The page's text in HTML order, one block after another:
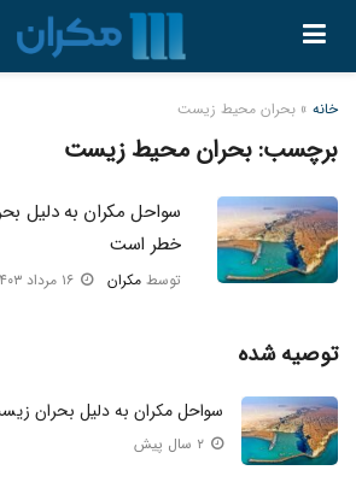
خانه » بحران محیط زیست
برچسب:بحران محیط زیست
سواحل مکران به دلیل
خطر است
توسط مکران
توصیه شده
سواحل مکران به دلیل بحران